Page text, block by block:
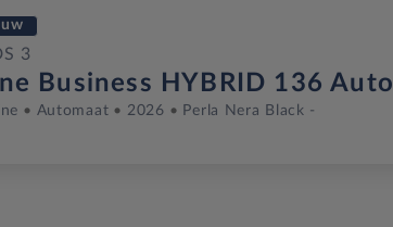
3
Business HYBRID 136 Auto
Automaat 2026 Perla Nera Black -